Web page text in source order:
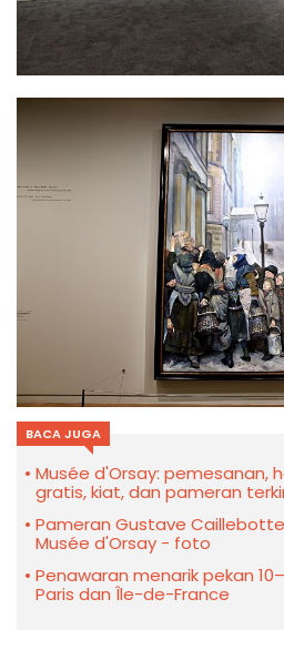
BACA JUGA
Musée d'Orsay: pemesanan,
gratis, kiat, dan pameran
Pameran Gustave
Musée d'Orsay - foto
Penawaran menarik pekan
Paris dan Île-de-France